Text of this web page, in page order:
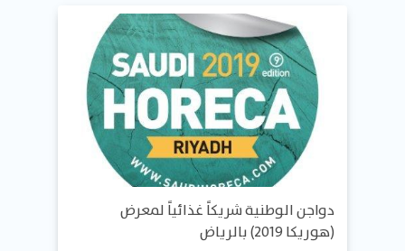
دواجن الوطنية شريكاً غذائياً لمعرض
(هوريكا 2019) بالرياض